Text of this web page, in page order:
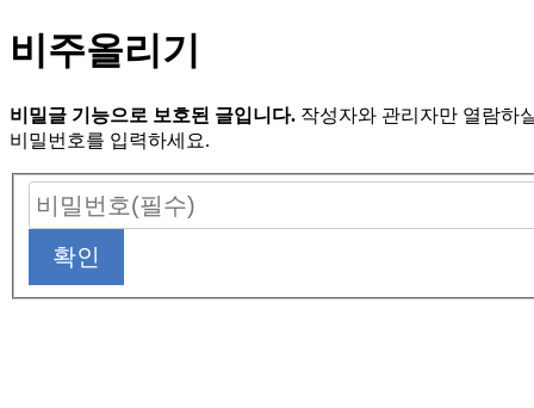
비주올리기
비밀글 기능으로 보호된 글입니다. 작성자와 관리자만 열람하
비밀번호를 입력하세요.